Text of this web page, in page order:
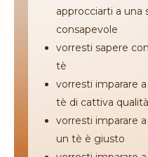
approcciarti a una
consapevole
vorresti sapere
tè
vorresti imparare
tè di cattiva qualità
vorresti imparare
un tè è giusto